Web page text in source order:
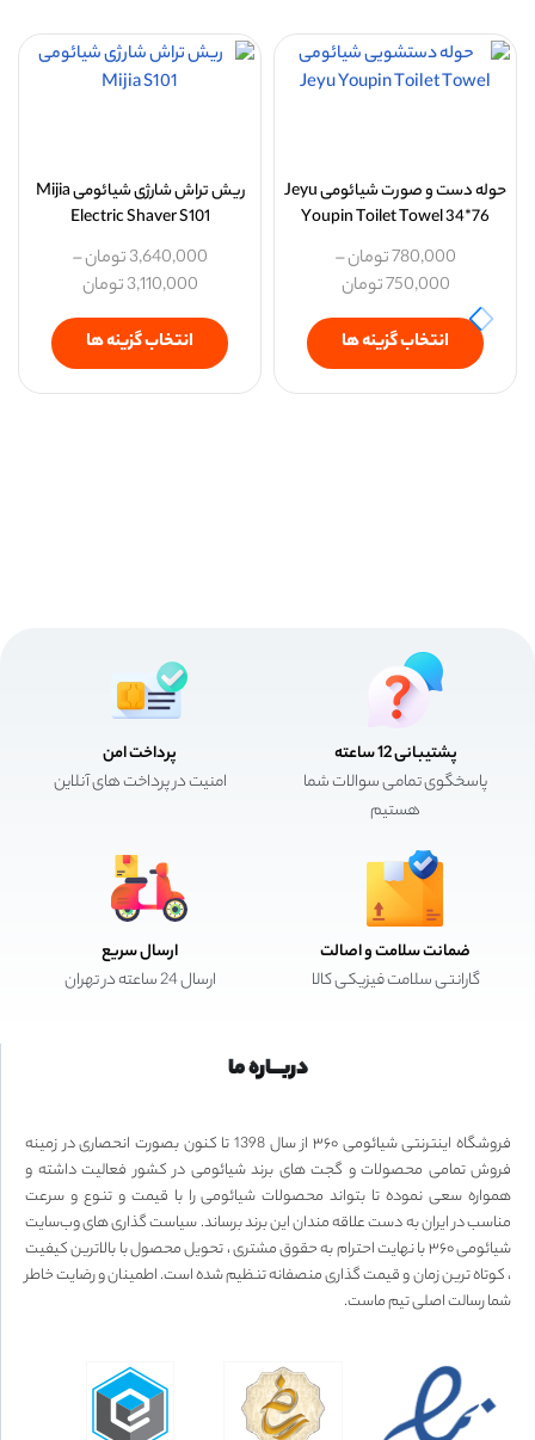
حوله دست و صورت شیائومی Jeyu
Youpin Toilet Towel 34*76
780,000تومان–
750,000تومان
انتخاب گزینه ها
ریش تراش شارژی شیائومی Mijia
Electric Shaver S101
3,640,000تومان–
3,110,000تومان
انتخاب گزینه ها
پشتیبانی 12 ساعته
پاسخگوی تمامی سوالات شما
هستیم
پرداخت امن
امنیت در پرداخت های آنلاین
ضمانت سلامت و اصالت
گارانتی سلامت فیزیکی کالا
ارسال سریع
ارسال 24 ساعته در تهران
دربـــاره ما
فروشگاه اینترنتی شیائومی ۳۶۰ از سال 1398 تا کنون بصورت انحصاری در زمینه
فروش تمامی محصولات و گجت های برند شیائومی در کشور فعالیت داشته و
همواره سعی نموده تا بتواند محصولات شیائومی را با قیمت و تنوع و سرعت
مناسب در ایران به دست علاقه مندان این برند برساند. سیاست گذاری های وب‌سایت
شیائومی ۳۶۰ با نهایت احترام به حقوق مشتری ، تحویل محصول با بالاترین کیفیت
، کوتاه ترین زمان و قیمت گذاری منصفانه تنظیم شده است. اطمینان و رضایت خاطر
شما رسالت اصلی تیم ماست.